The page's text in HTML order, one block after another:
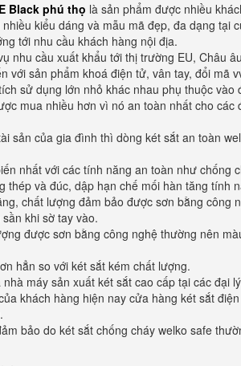
Black phú thọ là sản phẩm được nhiều
kiểu dáng và mẫu mã đẹp, đa dạng tại
tới nhu cầu khách hàng nội địa.
nhu cầu xuất khẩu tới thị trường EU, Châu
với sản phẩm khoá điện tử, vân tay, đổi mã
sử dụng lớn nhỏ khác nhau phụ thuộc vào
mua nhiều hơn vì nó an toàn nhất cho
sản của gia đình thì dòng két sắt an toàn
nhất với các tính năng an toàn như chống
thép và đúc, dập hạn chế mối hàn tăng tính
chất lượng đảm bảo được sơn bằng công
khi sờ tay vào.
được sơn bằng công nghệ thường nên
hẳn so với két sắt kém chất lượng.
máy sản xuất két sắt cao cấp tại các đại
khách hàng hiện nay cửa hàng két sắt
bảo do két sắt chống cháy welko safe